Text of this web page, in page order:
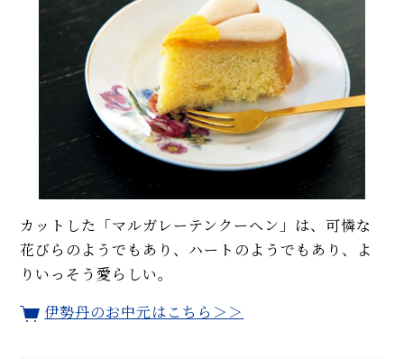
カットした「マルガレーテンクーヘン」は、可憐な
花びらのようでもあり、ハートのようでもあり、よ
りいっそう愛らしい。
伊勢丹のお中元はこちら＞＞